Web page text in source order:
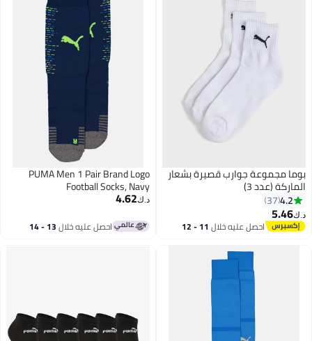
بوما مجموعة جوارب قصيرة بشعار
الماركة (عدد 3)
4.2
37
د.ك‏5.46
احصل عليه خلال 11 - 12
PUMA Men 1 Pair Brand Logo
Football Socks, Navy
د.ك‏4.62
احصل عليه خلال 13 - 14